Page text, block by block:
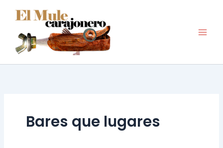
Bares que lugares